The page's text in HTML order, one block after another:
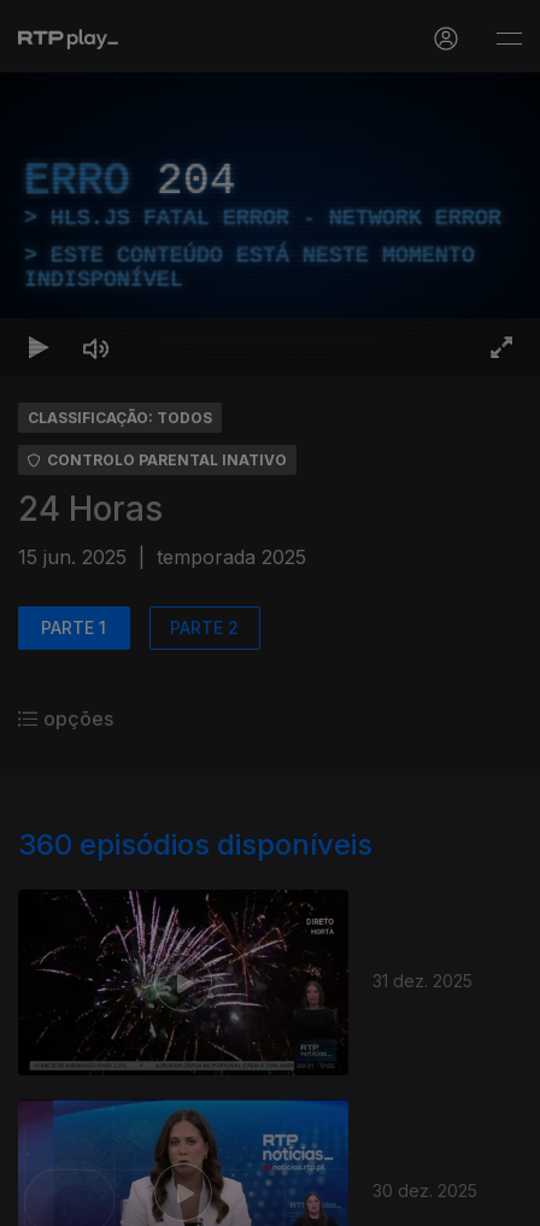
ERRO 204
HLS.JS FATAL ERROR - NETWORK ERROR
ESTE CONTEÚDO ESTÁ NESTE MOMENTO
INDISPONÍVEL
CLASSIFICAÇÃO: TODOS
CONTROLO PARENTAL INATIVO
24 Horas
15 jun. 2025 temporada 2025
PARTE 1 PARTE 2
opções
360 episódios disponíveis
31 dez. 2025
30 dez. 2025